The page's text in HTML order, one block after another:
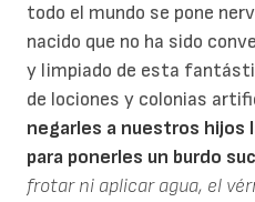
todo el mundo se pone
nacido que no ha sido
y limpiado de esta
de lociones y colonias
negarles a nuestros hijos
para ponerles un burdo
frotar ni aplicar agua, el